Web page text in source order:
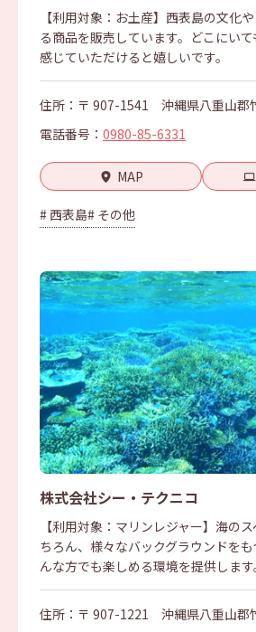
【利用対象：お土産】西表島の文化
る商品を販売しています。どこにい
感じていただけると嬉しいです。
住所：〒 907-1541 沖縄県八重山郡
電話番号： 0980-85-6331
MAP
# 西表島# その他
株式会社シー・テクニコ
【利用対象：マリンレジャー】海の
ちろん、様々なバックグラウンドを
んな方でも楽しめる環境を提供します
住所：〒 907-1221 沖縄県八重山郡